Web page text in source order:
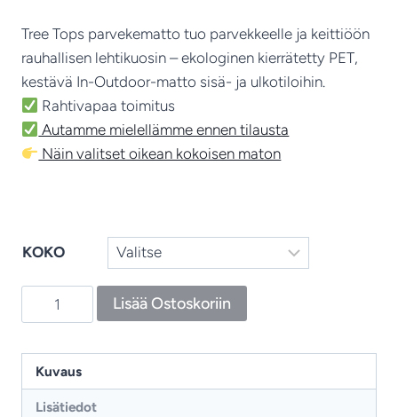
-
€1,291.00
Tree Tops parvekematto tuo parvekkeelle ja keittiöön
rauhallisen lehtikuosin – ekologinen kierrätetty PET,
kestävä In-Outdoor-matto sisä- ja ulkotiloihin.
Rahtivapaa toimitus
Autamme mielellämme ennen tilausta
Näin valitset oikean kokoisen maton
KOKO
Tops
parvekematto,
luonnonläheinen
Lisää Ostoskoriin
Kuvaus
Lisätiedot